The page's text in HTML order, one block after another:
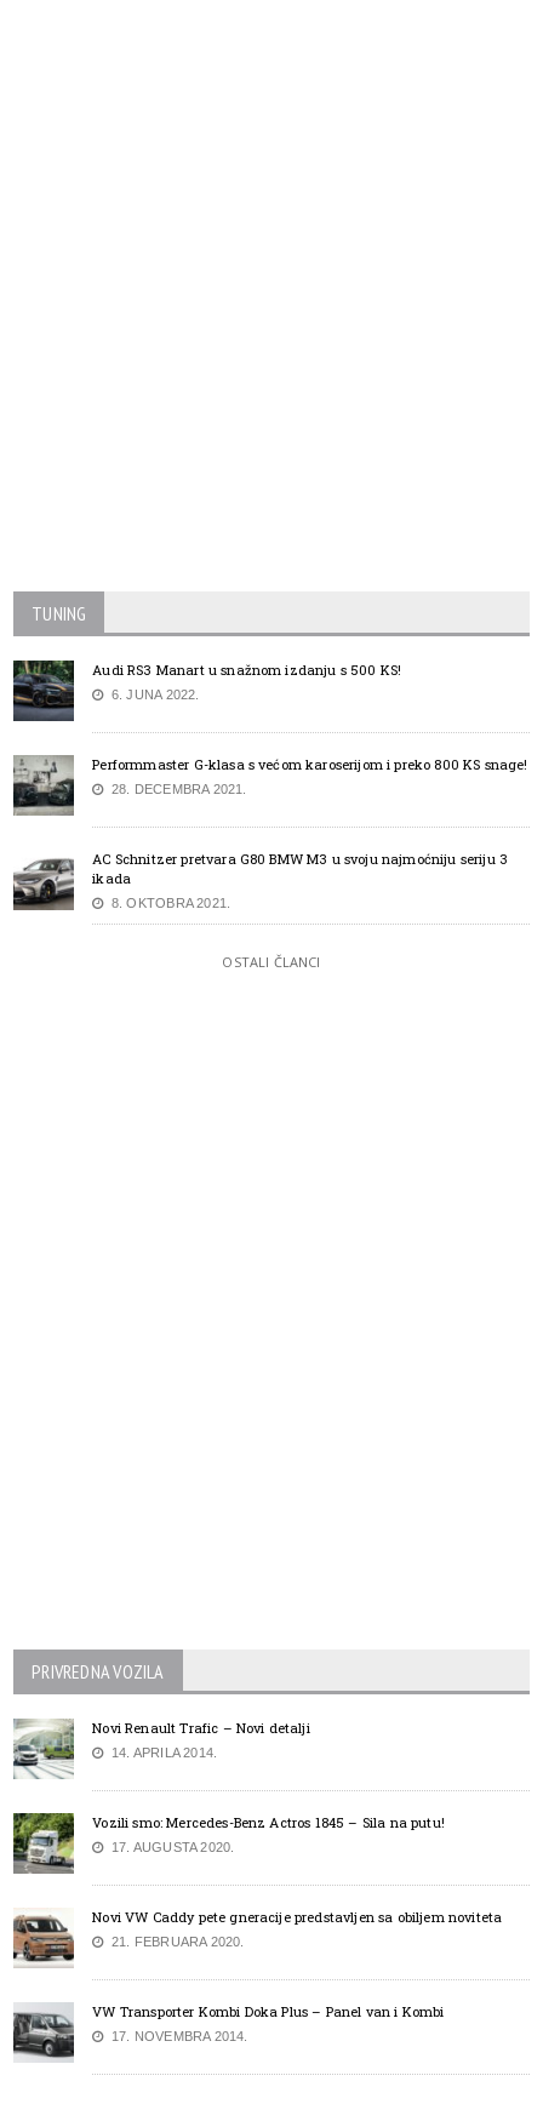
TUNING
Audi RS3 Manart u snažnom izdanju s 500 KS!
6. JUNA 2022.
Performmaster G-klasa s većom karoserijom i preko 800 KS snage!
28. DECEMBRA 2021.
AC Schnitzer pretvara G80 BMW M3 u svoju najmoćniju seriju 3
ikada
8. OKTOBRA 2021.
OSTALI ČLANCI
PRIVREDNA VOZILA
Novi Renault Trafic – Novi detalji
14. APRILA 2014.
Vozili smo: Mercedes-Benz Actros 1845 – Sila na putu!
17. AUGUSTA 2020.
Novi VW Caddy pete gneracije predstavljen sa obiljem noviteta
21. FEBRUARA 2020.
VW Transporter Kombi Doka Plus – Panel van i Kombi
17. NOVEMBRA 2014.